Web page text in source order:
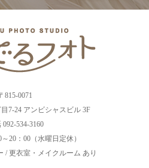
815-0071
7-24 アンビシャスビル 3F
092-534-3160
20：00（水曜日定休）
/ 更衣室・メイクルーム あり